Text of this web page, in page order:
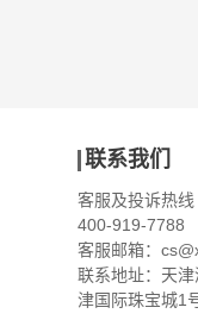
联系我们
客服及投诉热线
400-919-7788
客服邮箱：
联系地址：天
津国际珠宝城1